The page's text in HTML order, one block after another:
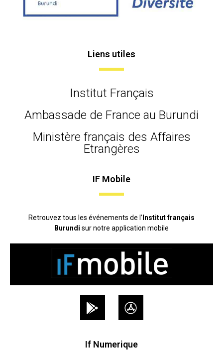
Liens utiles
Institut Français
Ambassade de France au Burundi
Ministère français des Affaires
Etrangères
IF Mobile
Retrouvez tous les événements de l’ Institut français
Burundi sur notre application mobile
If Numerique